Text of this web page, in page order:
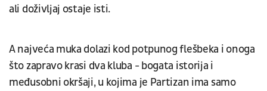
ali doživljaj ostaje isti.
A najveća muka dolazi kod potpunog flešbeka i onoga
što zapravo krasi dva kluba - bogata istorija i
međusobni okršaji, u kojima je Partizan ima samo